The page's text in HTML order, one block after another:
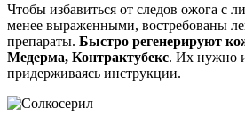
Чтобы избавиться от следов ожога с
менее выраженными, востребованы
препараты. Быстро регенерируют
Медерма, Контрактубекс. Их нужно
придерживаясь инструкции.